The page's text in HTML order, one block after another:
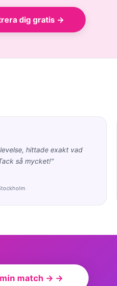
dig gratis →
hittade exakt vad
så mycket!"
match → →